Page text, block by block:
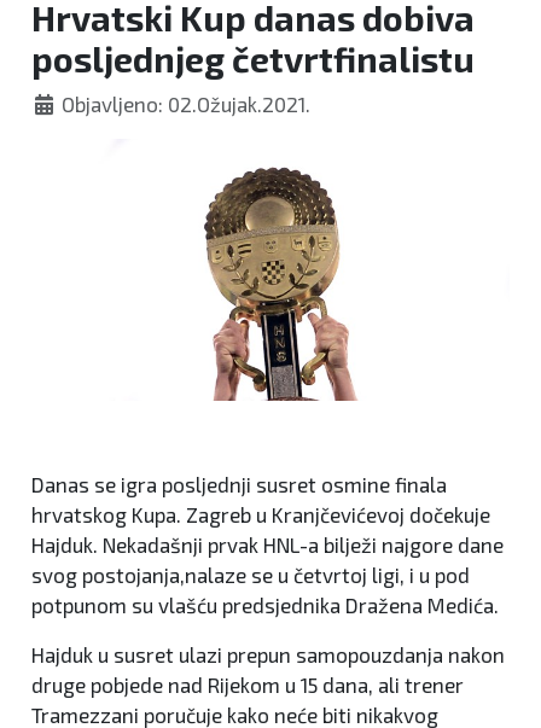
Hrvatski Kup danas dobiva
posljednjeg četvrtfinalistu
Objavljeno: 02.Ožujak.2021.
Danas se igra posljednji susret osmine finala
hrvatskog Kupa. Zagreb u Kranjčevićevoj dočekuje
Hajduk. Nekadašnji prvak HNL-a bilježi najgore dane
svog postojanja,nalaze se u četvrtoj ligi, i u pod
potpunom su vlašću predsjednika Dražena Medića.
Hajduk u susret ulazi prepun samopouzdanja nakon
druge pobjede nad Rijekom u 15 dana, ali trener
Tramezzani poručuje kako neće biti nikakvog